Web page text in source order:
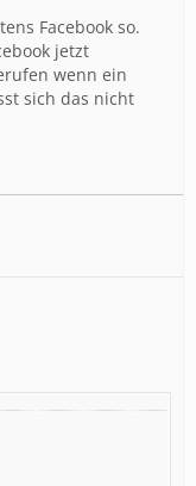
Facebook so.
jetzt
wenn ein
sich das nicht